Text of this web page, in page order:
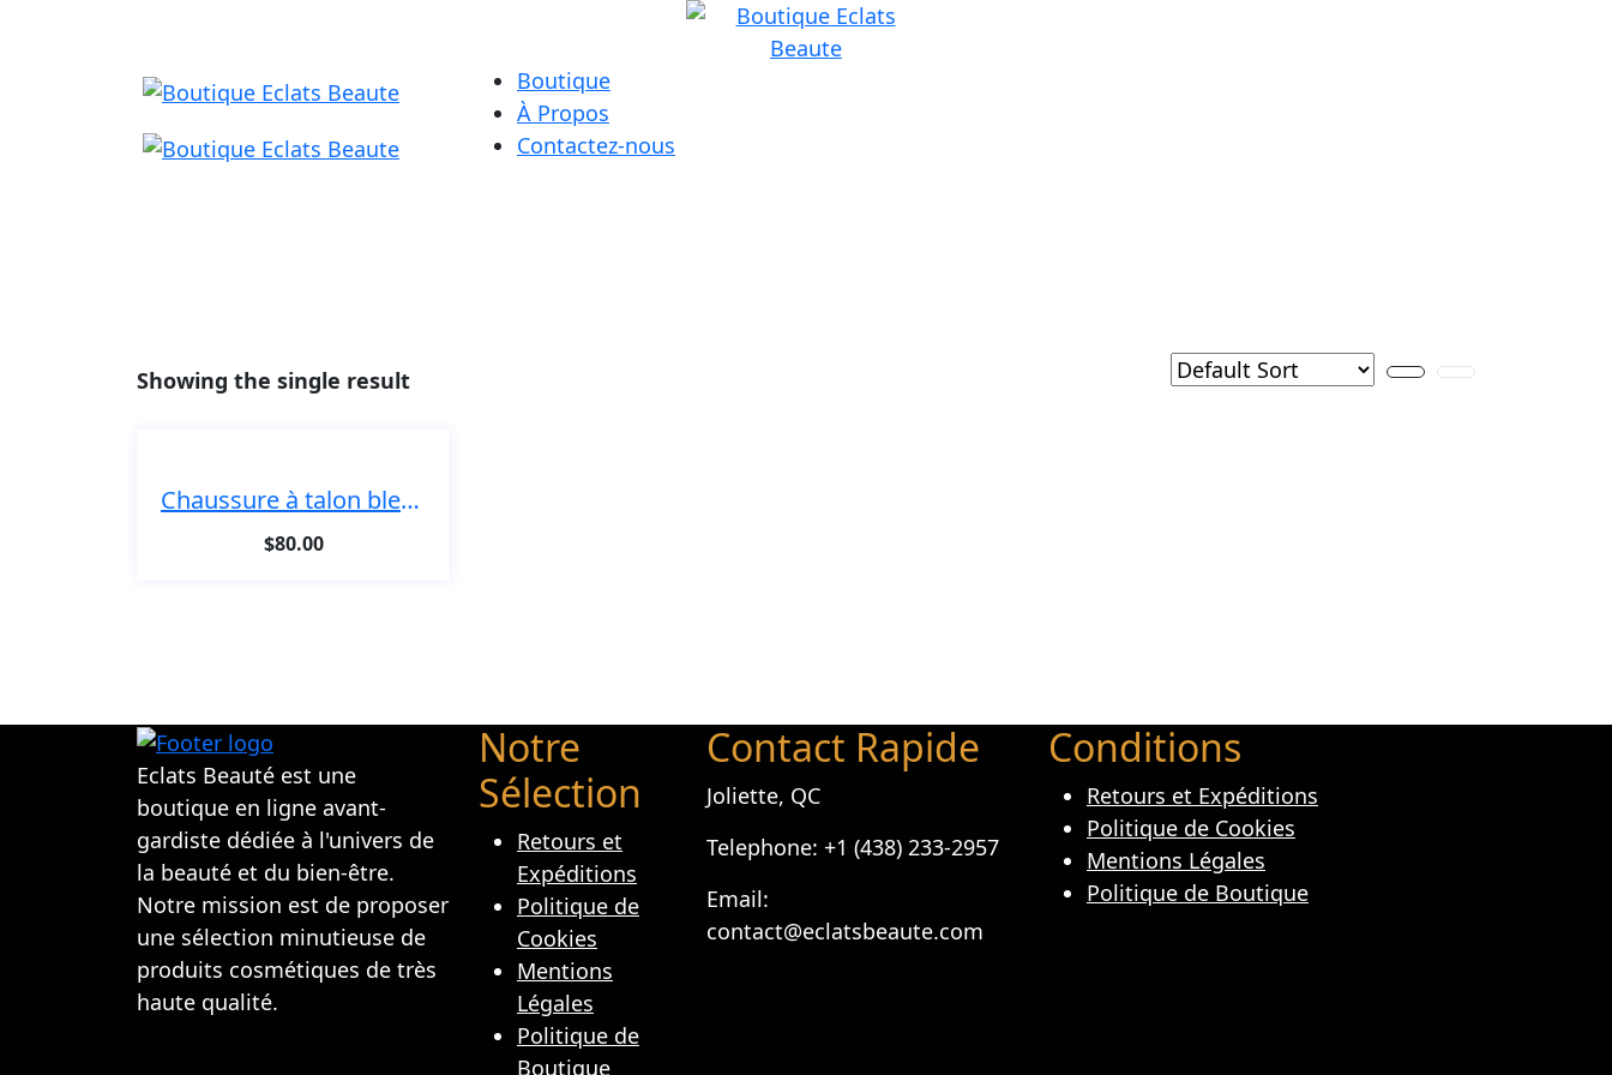
Boutique
À Propos
Contactez-nous
Showing the single result
Chaussure à talon bleue-marin
$80.00
Eclats Beauté est une
boutique en ligne avant-
gardiste dédiée à l'univers de
la beauté et du bien-être.
Notre mission est de proposer
une sélection minutieuse de
produits cosmétiques de très
haute qualité.
Notre
Sélection
Retours et
Expéditions
Politique de
Cookies
Mentions
Légales
Politique de
Boutique
Contact Rapide
Joliette, QC
Telephone: +1 (438) 233-2957
Email:
contact@eclatsbeaute.com
Conditions
Retours et Expéditions
Politique de Cookies
Mentions Légales
Politique de Boutique